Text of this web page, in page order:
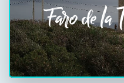
Faro de la